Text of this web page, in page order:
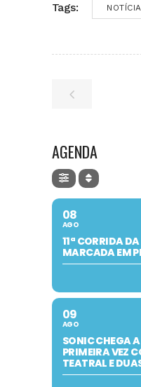
Tags:
AGENDA
08
AGO
11ª CORRIDA
MARCADA EM
09
AGO
SONIC CHEGA
PRIMEIRA VEZ
TEATRAL E